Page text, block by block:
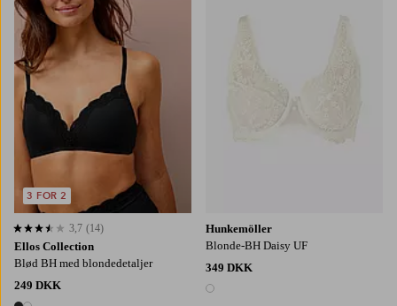
Ellos Collection
Blød BH med blondedetaljer
249 DKK
3,7 baseret på 14 bedømmelser
3,7 (14)
3 FOR 2
Hunkemöller
Blonde-BH Daisy UF
349 DKK
1 farve